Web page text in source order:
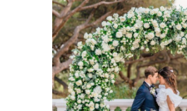
MARIAGE EN
EN BORD DE MER
Côte d'Azur Wedding
Mariage
Wedding Côte
Wedding Provence